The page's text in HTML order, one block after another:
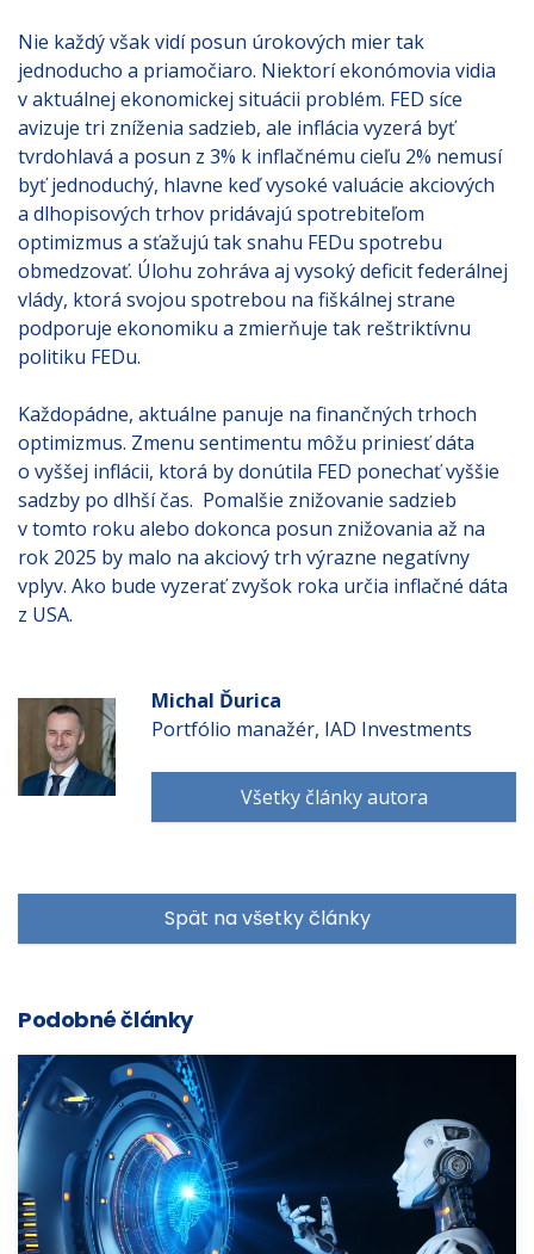
Nie každý však vidí posun úrokových mier tak
jednoducho a priamočiaro. Niektorí ekonómovia vidia
v aktuálnej ekonomickej situácii problém. FED síce
avizuje tri zníženia sadzieb, ale inflácia vyzerá byť
tvrdohlavá a posun z 3% k inflačnému cieľu 2% nemusí
byť jednoduchý, hlavne keď vysoké valuácie akciových
a dlhopisových trhov pridávajú spotrebiteľom
optimizmus a sťažujú tak snahu FEDu spotrebu
obmedzovať. Úlohu zohráva aj vysoký deficit federálnej
vlády, ktorá svojou spotrebou na fiškálnej strane
podporuje ekonomiku a zmierňuje tak reštriktívnu
politiku FEDu.
Každopádne, aktuálne panuje na finančných trhoch
optimizmus. Zmenu sentimentu môžu priniesť dáta
o vyššej inflácii, ktorá by donútila FED ponechať vyššie
sadzby po dlhší čas. Pomalšie znižovanie sadzieb
v tomto roku alebo dokonca posun znižovania až na
rok 2025 by malo na akciový trh výrazne negatívny
vplyv. Ako bude vyzerať zvyšok roka určia inflačné dáta
z USA.
Michal Ďurica
Portfólio manažér, IAD Investments
Všetky články autora
Spät na všetky články
Podobné články